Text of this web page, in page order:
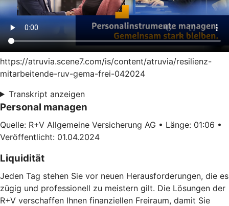
https://atruvia.scene7.com/is/content/atruvia/resilienz-
mitarbeitende-ruv-gema-frei-042024
Transkript anzeigen
Personal managen
Quelle: R+V Allgemeine Versicherung AG • Länge: 01:06 •
Veröffentlicht: 01.04.2024
Liquidität
Jeden Tag stehen Sie vor neuen Herausforderungen, die es
zügig und professionell zu meistern gilt. Die Lösungen der
R+V verschaffen Ihnen finanziellen Freiraum, damit Sie